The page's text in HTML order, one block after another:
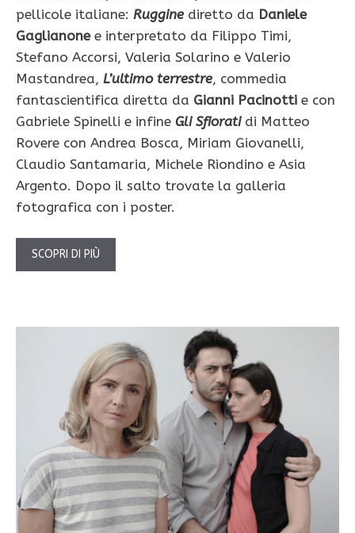
pellicole italiane: Ruggine diretto da Daniele
Gaglianonee interpretato da Filippo Timi,
Stefano Accorsi, Valeria Solarino e Valerio
Mastandrea, L’ultimo terrestre, commedia
fantascientifica diretta da Gianni Pacinotti e con
Gabriele Spinelli e infine Gli Sfiorati di Matteo
Rovere con Andrea Bosca, Miriam Giovanelli,
Claudio Santamaria, Michele Riondino e Asia
Argento. Dopo il salto trovate la galleria
fotografica con i poster.
SCOPRI DI PIÙ